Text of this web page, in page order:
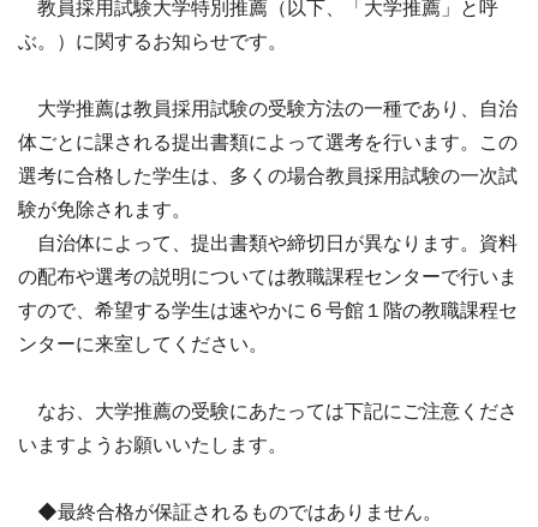
教員採用試験大学特別推薦（以下、「大学推薦」と呼
ぶ。）に関するお知らせです。
大学推薦は教員採用試験の受験方法の一種であり、自治
体ごとに課される提出書類によって選考を行います。この
選考に合格した学生は、多くの場合教員採用試験の一次試
験が免除されます。
自治体によって、提出書類や締切日が異なります。資料
の配布や選考の説明については教職課程センターで行いま
すので、希望する学生は速やかに６号館１階の教職課程セ
ンターに来室してください。
なお、大学推薦の受験にあたっては下記にご注意くださ
いますようお願いいたします。
◆最終合格が保証されるものではありません。